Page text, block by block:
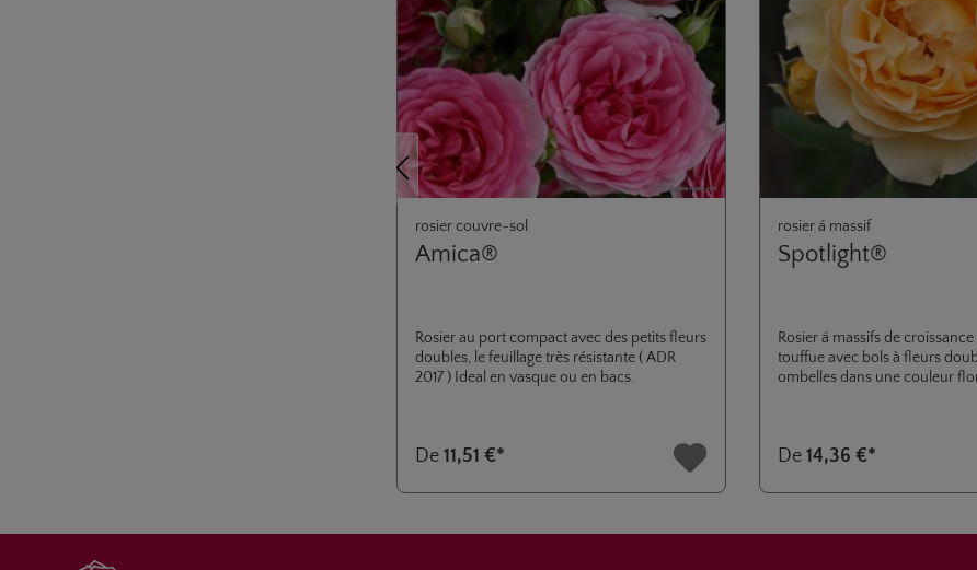
rosier couvre-sol
Amica®
Rosier au port compact avec des petits fleurs
doubles, le feuillage très résistante ( ADR
2017 ) Ideal en vasque ou en bacs.
De 11,51 €*
rosier á massif
Spotlight®
Rosier á massifs de
touffue avec bols à fleurs
ombelles dans une couleur
sur les terrasses et les balcons.
tolérance à la chaleur des
De 14,36 €*
Précédent